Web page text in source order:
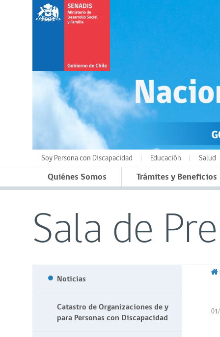
Soy Persona con Discapacidad Educación Salud
Quiénes Somos Trámites y Beneficios
Sala de
Noticias
Catastro de Organizaciones de y
para Personas con Discapacidad